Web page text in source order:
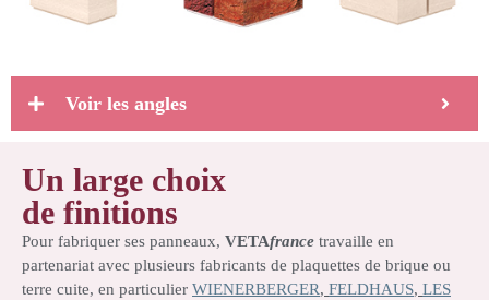
Voir les angles
Un large choix
de finitions
Pour fabriquer ses panneaux, VETAfrance travaille en
partenariat avec plusieurs fabricants de plaquettes de brique ou
terre cuite, en particulier WIENERBERGER, FELDHAUS, LES